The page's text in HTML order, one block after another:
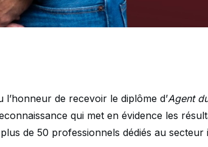
l’honneur de recevoir le diplôme d’Agent
qui met en évidence les
de 50 professionnels dédiés au secteur